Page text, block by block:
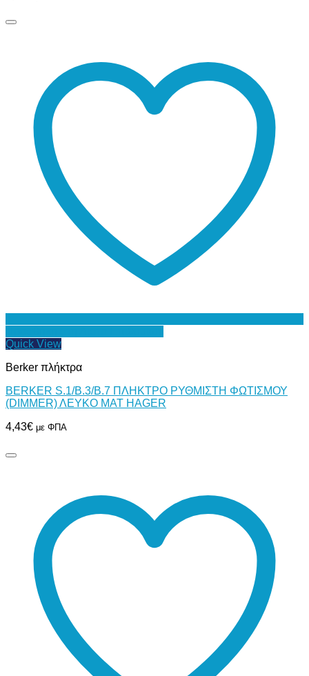
Quick View
Berker πλήκτρα
BERKER S.1/B.3/B.7 ΠΛΗΚΤΡΟ ΡΥΘΜΙΣΤΗ ΦΩΤΙΣΜΟΥ
(DIMMER) ΛΕΥΚΟ ΜΑΤ HAGER
4,43€ με ΦΠΑ